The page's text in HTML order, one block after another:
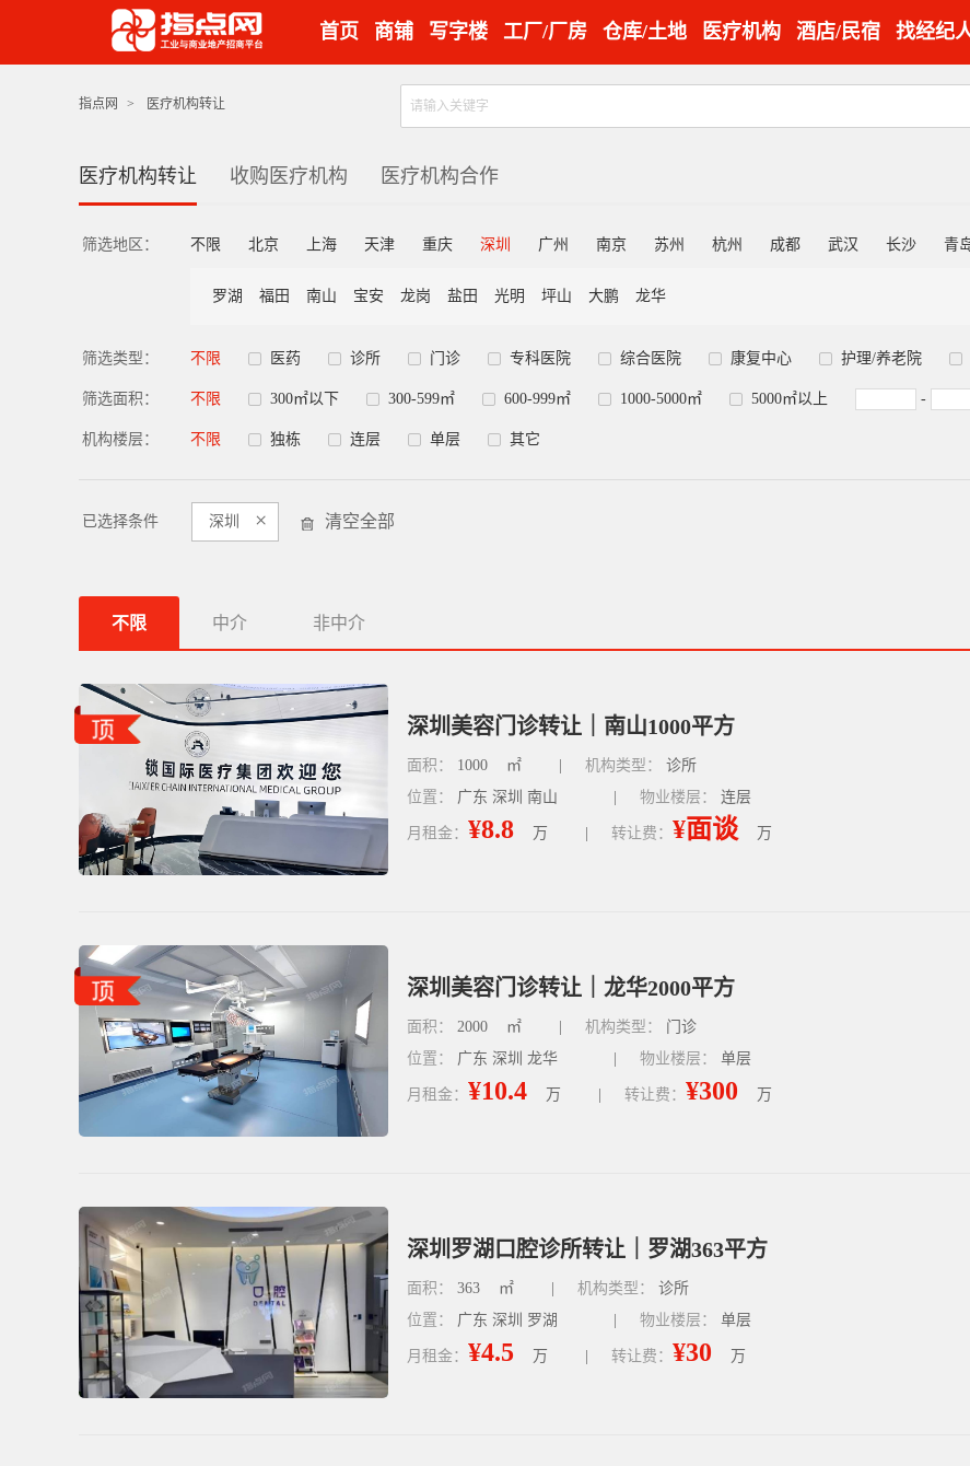
首页 商铺 写字楼 工厂/厂房 仓库/土地 医疗机构 酒店/民宿 找经纪
指点网 > 医疗机构转让
医疗机构转让 收购医疗机构 医疗机构合作
筛选地区： 不限 北京 上海 天津 重庆 深圳 广州 南京 苏州 杭州 成都 武汉 长沙 青
罗湖 福田 南山 宝安 龙岗 盐田 光明 坪山 大鹏 龙华
筛选类型： 不限 医药 诊所 门诊 专科医院 综合医院 康复中心 护理/养老院
筛选面积： 不限 300㎡以下 300-599㎡ 600-999㎡ 1000-5000㎡ 5000㎡以上 -
机构楼层： 不限 独栋 连层 单层 其它
已选择条件 深圳 × 清空全部
不限 中介 非中介
深圳美容门诊转让｜南山1000平方
面积： 1000 ㎡ 机构类型：
诊所
位置： 广东 深圳 南山 物业楼层： 连层
月租金： ¥8.8 万 转让费： ¥面谈 万
深圳美容门诊转让｜龙华2000平方
面积： 2000 ㎡ 机构类型：
门诊
位置： 广东 深圳 龙华 物业楼层： 单层
月租金： ¥10.4 万 转让费： ¥300 万
深圳罗湖口腔诊所转让｜罗湖363平方
面积： 363 ㎡ 机构类型：
诊所
位置： 广东 深圳 罗湖 物业楼层： 单层
月租金： ¥4.5 万 转让费： ¥30 万